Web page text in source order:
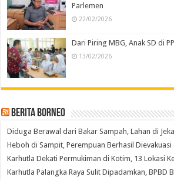
Parlemen
22/02/2026
Dari Piring MBG, Anak SD di
13/02/2026
Berita Borneo
Diduga Berawal dari Bakar Sampah, Lahan di
Heboh di Sampit, Perempuan Berhasil Dievakuasi
Karhutla Dekati Permukiman di Kotim, 13 Lokasi
Karhutla Palangka Raya Sulit Dipadamkan, BPBD